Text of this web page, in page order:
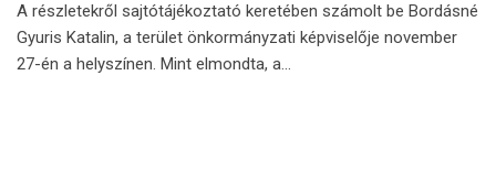
A részletekről sajtótájékoztató keretében számolt be Bordásné
Gyuris Katalin, a terület önkormányzati képviselője november
27-én a helyszínen. Mint elmondta, a…